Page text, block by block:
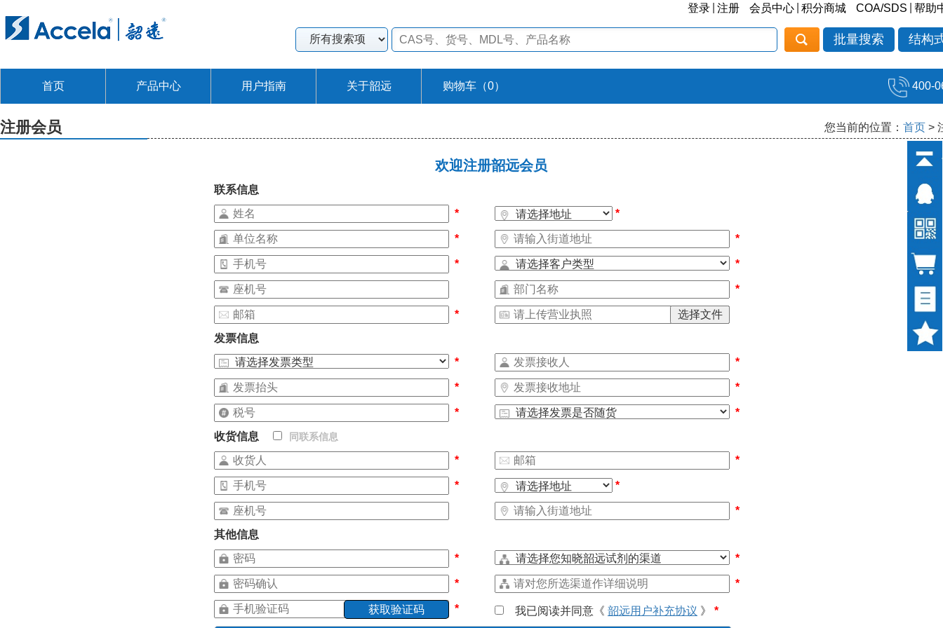
登录 注册 会员中心 积分商城 COA/SDS 帮助
批量搜索 结构
首页 产品中心 用户指南 关于韶远 购物车（0） 400-
注册会员 您当前的位置： 首页 >
欢迎注册韶远会员
联系信息
*
*
* *
* *
*
*
发票信息
*
*
* *
*
*
收货信息
同联系信息
* *
* *
*
其他信息
*
*
* *
* 我已阅读并同意《 韶远用户补充协议 》 *